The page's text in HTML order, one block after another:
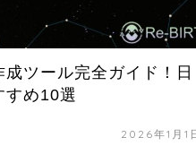
ツール完全ガイド！日
すめ10選
2026年1月1